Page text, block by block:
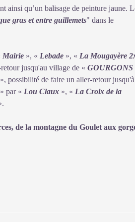
ainsi qu’un balisage de peinture jaune.
gras et entre guillemets" dans le
Mairie », « Lebade », « La Mougayère
jusqu'au village de « GOURGONS
possibilité de faire un aller-retour
par « Lou Claux », « La Croix de la
de la montagne du Goulet aux